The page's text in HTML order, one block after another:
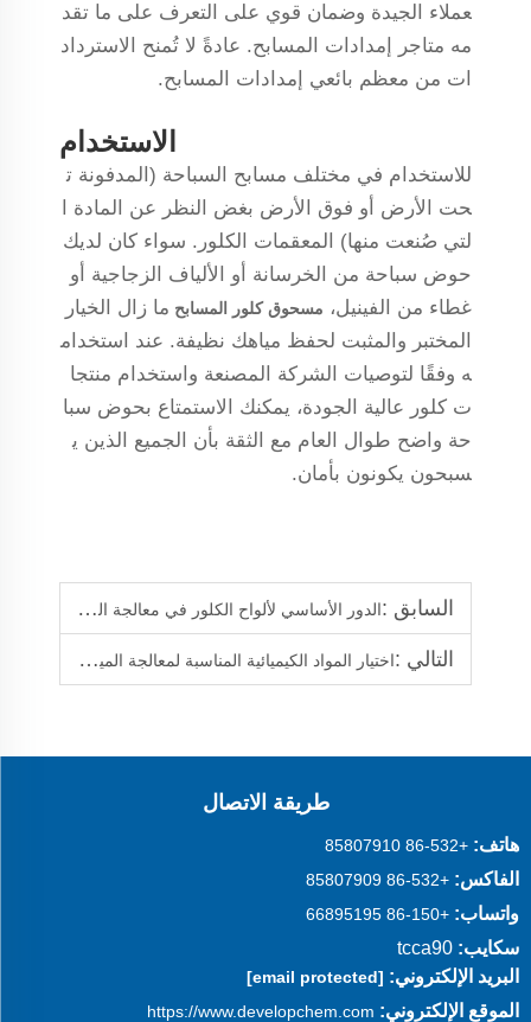
عملاء الجيدة وضمان قوي على التعرف على ما تقد
مه متاجر إمدادات المسابح. عادةً لا تُمنح الاسترداد
ات من معظم بائعي إمدادات المسابح.
الاستخدام
للاستخدام في مختلف مسابح السباحة (المدفونة ت
حت الأرض أو فوق الأرض بغض النظر عن المادة ا
لتي صُنعت منها) المعقمات الكلور. سواء كان لديك
حوض سباحة من الخرسانة أو الألياف الزجاجية أو
غطاء من الفينيل، مسحوق كلور المسابح ما زال الخيار
المختبر والمثبت لحفظ مياهك نظيفة. عند استخدام
ه وفقًا لتوصيات الشركة المصنعة واستخدام منتجا
ت كلور عالية الجودة، يمكنك الاستمتاع بحوض سبا
حة واضح طوال العام مع الثقة بأن الجميع الذين ي
سبحون يكونون بأمان.
السابق :الدور الأساسي لألواح الكلور في معالجة المياه
التالي :اختيار المواد الكيميائية المناسبة لمعالجة المياه حسب احتياجاتك
طريقة الاتصال
هاتف: +86-532 85807910
الفاكس: +86-532 85807909
واتساب: +86-150 66895195
سكايب: tcca90
البريد الإلكتروني: [email protected]
الموقع الإلكتروني: https://www.developchem.com